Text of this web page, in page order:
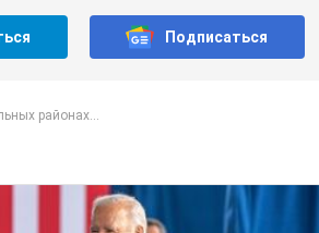
Подписаться
районах...